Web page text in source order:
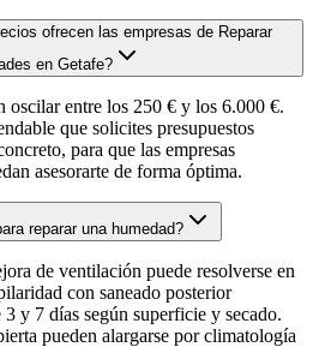
ofrecen las empresas de Reparar
en Getafe?
oscilar entre los 250 € y los 6.000 €.
que solicites presupuestos
para que las empresas
asesorarte de forma óptima.
reparar una humedad?
de ventilación puede resolverse en
con saneado posterior
y 7 días según superficie y secado.
pueden alargarse por climatología